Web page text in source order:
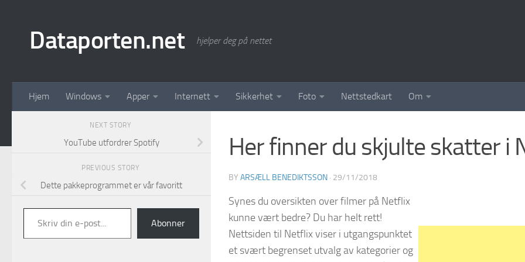
Dataporten.net hjelper deg på nettet
Hjem Windows Apper Internett Sikkerhet Foto Nettstedkart Om
Her finner du skjulte skatter i
BY ARSÆLL BENEDIKTSSON · 29/11/2018
Synes du oversikten over filmer på Netflix
kunne vært bedre? Du har helt rett!
Nettsiden til Netflix viser i utgangspunktet
et svært begrenset utvalg av kategorier og
NEXT STORY
YouTube utfordrer Spotify
PREVIOUS STORY
Dette pakkeprogrammet er vår favoritt
Skriv din e-post...
Abonner